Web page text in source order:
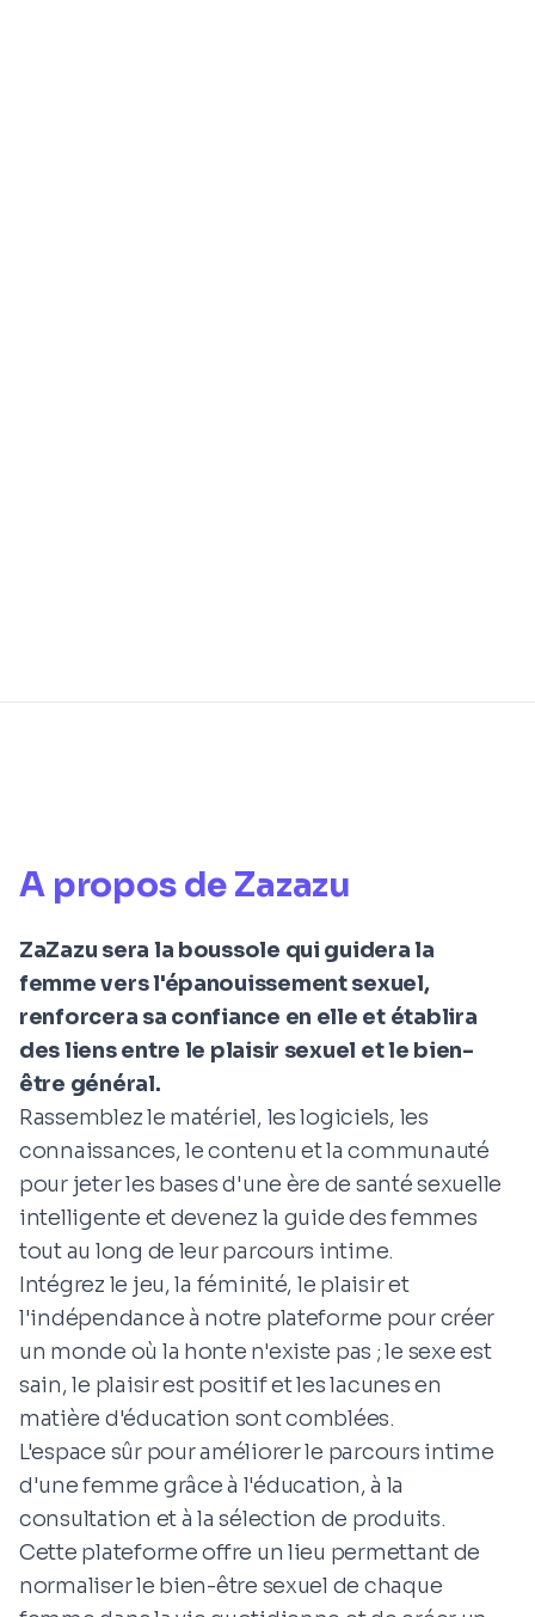
A propos de Zazazu
ZaZazu sera la boussole qui guidera la
femme vers l'épanouissement sexuel,
renforcera sa confiance en elle et établira
des liens entre le plaisir sexuel et le bien-
être général.
Rassemblez le matériel, les logiciels, les
connaissances, le contenu et la communauté
pour jeter les bases d'une ère de santé sexuelle
intelligente et devenez la guide des femmes
tout au long de leur parcours intime.
Intégrez le jeu, la féminité, le plaisir et
l'indépendance à notre plateforme pour créer
un monde où la honte n'existe pas ; le sexe est
sain, le plaisir est positif et les lacunes en
matière d'éducation sont comblées.
L'espace sûr pour améliorer le parcours intime
d'une femme grâce à l'éducation, à la
consultation et à la sélection de produits.
Cette plateforme offre un lieu permettant de
normaliser le bien-être sexuel de chaque